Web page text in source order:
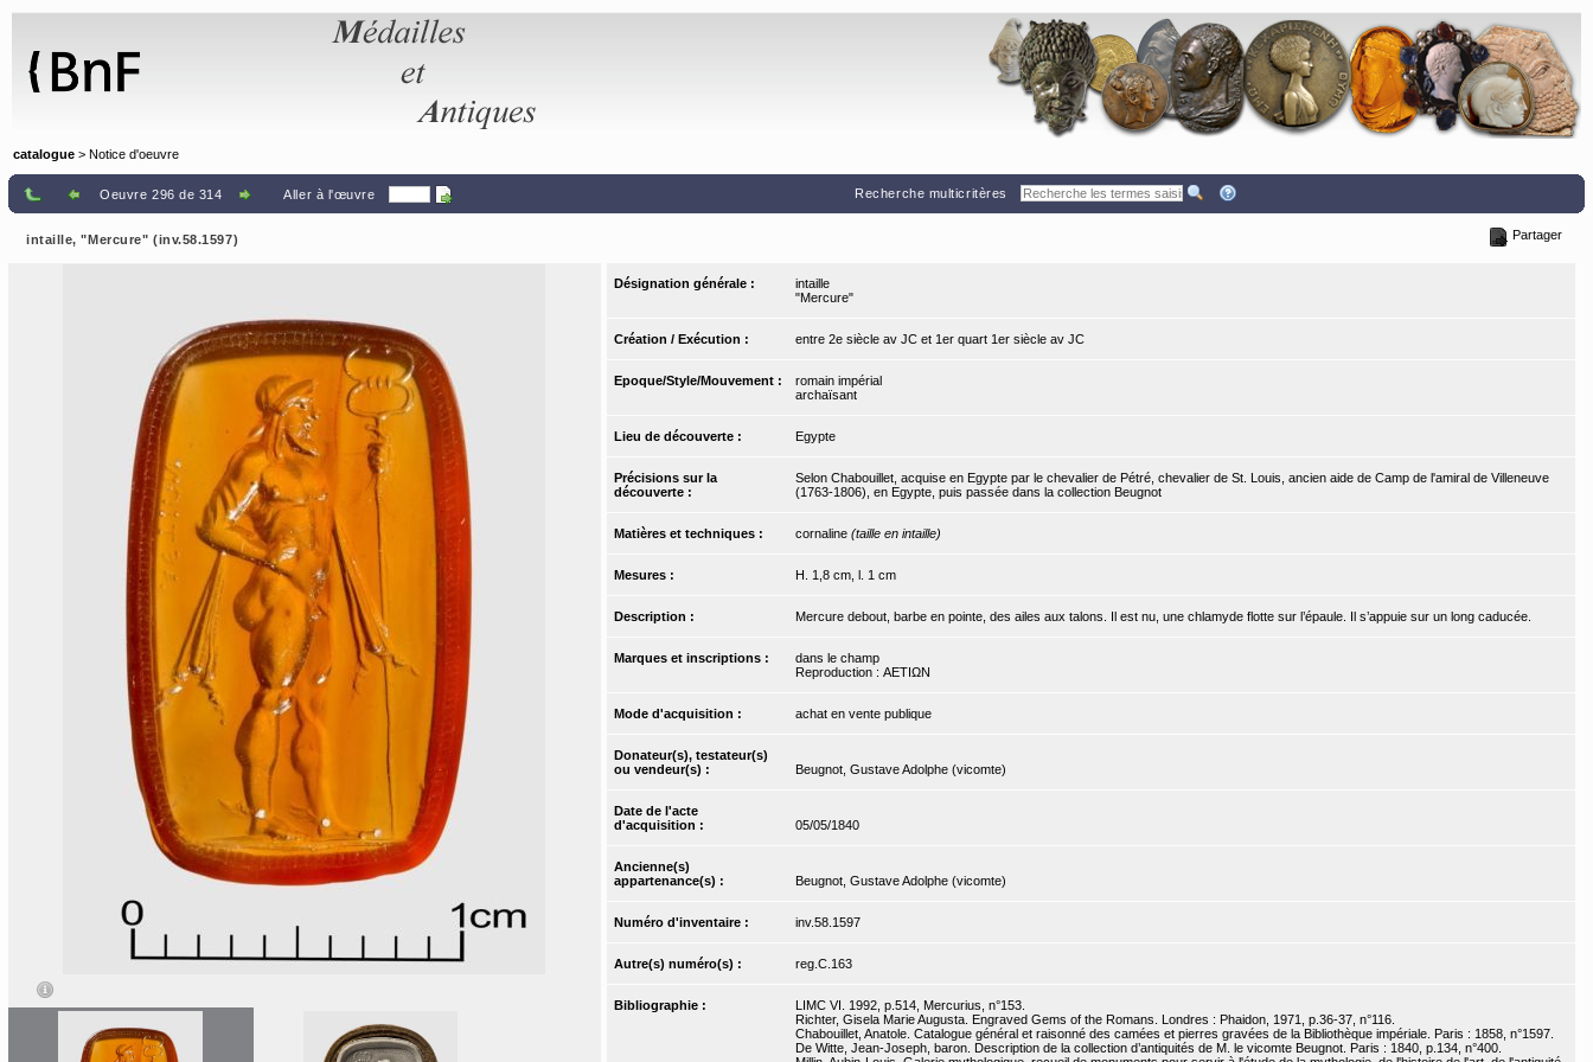
catalogue > Notice d'oeuvre
Oeuvre 296 de 314 Aller à l'œuvre Recherche multicritères
intaille, "Mercure" (inv.58.1597) Partager
Désignation générale :
intaille
"Mercure"
Création / Exécution : entre 2e siècle av JC et 1er quart 1er siècle av JC
Epoque/Style/Mouvement :
romain impérial
archaïsant
Lieu de découverte : Egypte
Précisions sur la
découverte :
Selon Chabouillet, acquise en Egypte par le chevalier de Pétré, chevalier de St. Louis, ancien aide de Camp de l'amiral de Villeneuve
(1763-1806), en Egypte, puis passée dans la collection Beugnot
Matières et techniques : cornaline (taille en intaille)
Mesures : H. 1,8 cm, l. 1 cm
Description : Mercure debout, barbe en pointe, des ailes aux talons. Il est nu, une chlamyde flotte sur l’épaule. Il s’appuie sur un long caducée.
Marques et inscriptions :
dans le champ
Reproduction : ΑΕΤΙΩΝ
Mode d'acquisition : achat en vente publique
Donateur(s), testateur(s)
ou vendeur(s) :
Beugnot, Gustave Adolphe (vicomte)
Date de l'acte
d'acquisition :
05/05/1840
Ancienne(s)
appartenance(s) :
Beugnot, Gustave Adolphe (vicomte)
Numéro d'inventaire : inv.58.1597
Autre(s) numéro(s) : reg.C.163
Bibliographie :
LIMC VI. 1992, p.514, Mercurius, n°153.
Richter, Gisela Marie Augusta. Engraved Gems of the Romans. Londres : Phaidon, 1971, p.36-37, n°116.
Chabouillet, Anatole. Catalogue général et raisonné des camées et pierres gravées de la Bibliothèque impériale. Paris : 1858, n°1597.
De Witte, Jean-Joseph, baron. Description de la collection d’antiquités de M. le vicomte Beugnot. Paris : 1840, p.134, n°400.